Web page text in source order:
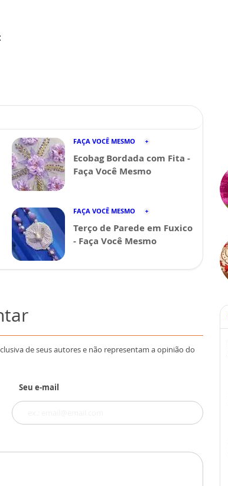
FAÇA VOCÊ MESMO
Ecobag Bordada com Fita -
Faça Você Mesmo
FAÇA VOCÊ MESMO
Terço de Parede em Fuxico
- Faça Você Mesmo
de seus autores e não representam a opinião do
Seu e-mail